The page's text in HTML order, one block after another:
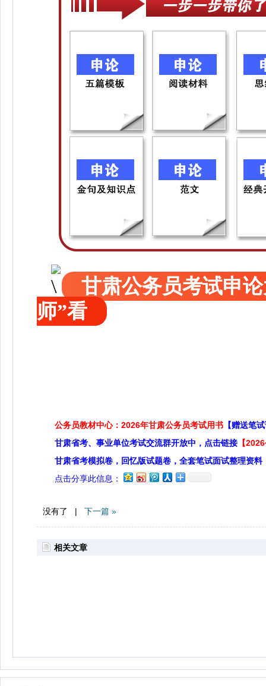
甘肃公务员考试申
师”看
公务员教材中心：2026年甘肃公务员考试用书 【赠送笔
甘肃省考、事业单位考试交流群开放中，点击链接 【
甘肃省考模拟卷，回忆版试题卷，全套笔试面试整理资料
点击分享此信息：
没有了 | 下一篇 »
相关文章